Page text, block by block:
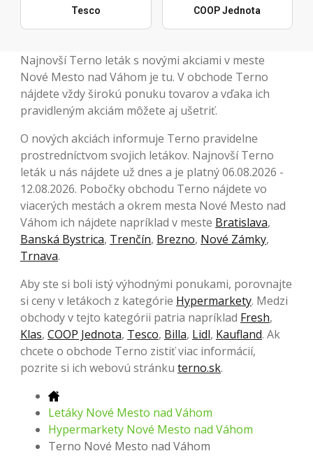
Tesco COOP Jednota
Najnovší Terno leták s novými akciami v meste
Nové Mesto nad Váhom je tu. V obchode Terno
nájdete vždy širokú ponuku tovarov a vďaka ich
pravidleným akciám môžete aj ušetriť.
O nových akciách informuje Terno pravidelne
prostredníctvom svojich letákov. Najnovší Terno
leták u nás nájdete už dnes a je platný 06.08.2026 -
12.08.2026. Pobočky obchodu Terno nájdete vo
viacerých mestách a okrem mesta Nové Mesto nad
Váhom ich nájdete napríklad v meste Bratislava,
Banská Bystrica, Trenčín, Brezno, Nové Zámky,
Trnava.
Aby ste si boli istý výhodnými ponukami, porovnajte
si ceny v letákoch z kategórie Hypermarkety. Medzi
obchody v tejto kategórii patria napríklad Fresh,
Klas, COOP Jednota, Tesco, Billa, Lidl, Kaufland. Ak
chcete o obchode Terno zistiť viac informácií,
pozrite si ich webovú stránku terno.sk.
Letáky Nové Mesto nad Váhom
Hypermarkety Nové Mesto nad Váhom
Terno Nové Mesto nad Váhom